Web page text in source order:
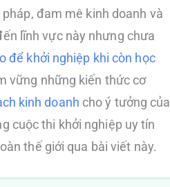
đam mê kinh doanh và
lĩnh vực này nhưng chưa
để khởi nghiệp khi còn học
vững những kiến thức cơ
kinh doanh cho ý tưởng của
cuộc thi khởi nghiệp uy tín
thế giới qua bài viết này.